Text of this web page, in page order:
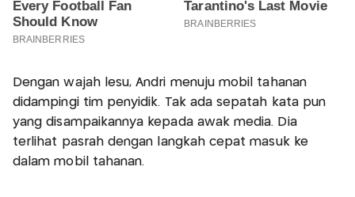
Dengan wajah lesu, Andri menuju mobil tahanan
didampingi tim penyidik. Tak ada sepatah kata pun
yang disampaikannya kepada awak media. Dia
terlihat pasrah dengan langkah cepat masuk ke
dalam mobil tahanan.